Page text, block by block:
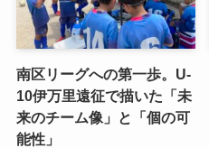
南区リーグへの第一歩。U-
10伊万里遠征で描いた「未
来のチーム像」と「個の可
能性」